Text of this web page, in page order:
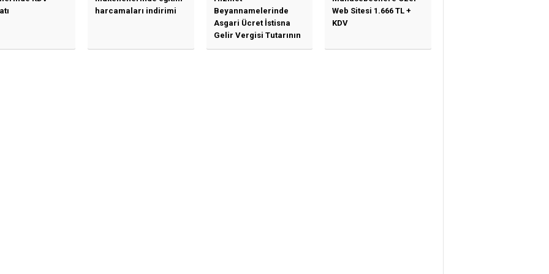
harcamaları indirimi
Beyannamelerinde
Asgari Ücret İstisna
Gelir Vergisi Tutarının
Güncellenmesine
Web Sitesi 1.666 TL +
KDV